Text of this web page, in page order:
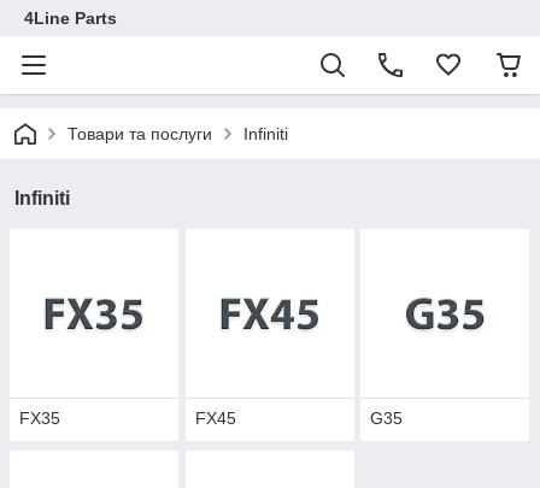
4Line Parts
Товари та послуги Infiniti
Infiniti
FX35 FX45 G35